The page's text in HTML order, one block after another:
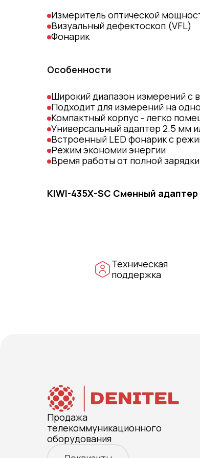
Измеритель оптической
Визуальный дефектоскоп (VFL)
Фонарик
Особенности
Широкий диапазон измерений с
Подходит для измерений на
Компактный корпус - легко
Универсальный адаптер 2.5 мм
Встроенный LED фонарик с
Режим экономии энергии
Время работы от полной
KIWI-435X-SC Сменный
Техническая
поддержка
Продажа
телекоммуникационного
оборудования